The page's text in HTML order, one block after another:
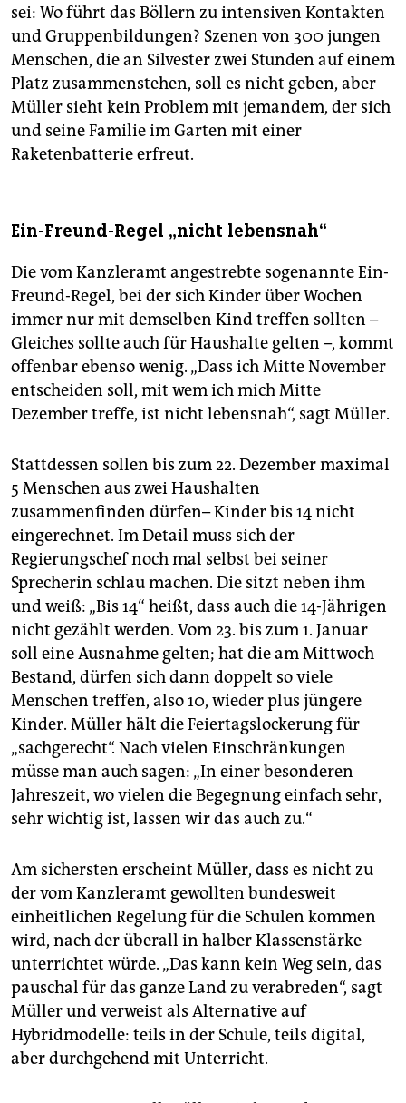
sei: Wo führt das Böllern zu intensiven Kontakten
und Gruppenbildungen? Szenen von 300 jungen
Menschen, die an Silvester zwei Stunden auf einem
Platz zusammenstehen, soll es nicht geben, aber
Müller sieht kein Problem mit jemandem, der sich
und seine Familie im Garten mit einer
Raketenbatterie erfreut.
Ein-Freund-Regel „nicht lebensnah“
Die vom Kanzleramt angestrebte sogenannte Ein-
Freund-Regel, bei der sich Kinder über Wochen
immer nur mit demselben Kind treffen sollten –
Gleiches sollte auch für Haushalte gelten –, kommt
offenbar ebenso wenig. „Dass ich Mitte November
entscheiden soll, mit wem ich mich Mitte
Dezember treffe, ist nicht lebensnah“, sagt Müller.
Stattdessen sollen bis zum 22. Dezember maximal
5 Menschen aus zwei Haushalten
zusammenfinden dürfen– Kinder bis 14 nicht
eingerechnet. Im Detail muss sich der
Regierungschef noch mal selbst bei seiner
Sprecherin schlau machen. Die sitzt neben ihm
und weiß: „Bis 14“ heißt, dass auch die 14-Jährigen
nicht gezählt werden. Vom 23. bis zum 1. Januar
soll eine Ausnahme gelten; hat die am Mittwoch
Bestand, dürfen sich dann doppelt so viele
Menschen treffen, also 10, wieder plus jüngere
Kinder. Müller hält die Feiertagslockerung für
„sachgerecht“. Nach vielen Einschränkungen
müsse man auch sagen: „In einer besonderen
Jahreszeit, wo vielen die Begegnung einfach sehr,
sehr wichtig ist, lassen wir das auch zu.“
Am sichersten erscheint Müller, dass es nicht zu
der vom Kanzleramt gewollten bundesweit
einheitlichen Regelung für die Schulen kommen
wird, nach der überall in halber Klassenstärke
unterrichtet würde. „Das kann kein Weg sein, das
pauschal für das ganze Land zu verabreden“, sagt
Müller und verweist als Alternative auf
Hybridmodelle: teils in der Schule, teils digital,
aber durchgehend mit Unterricht.